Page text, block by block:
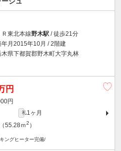
Ｒ東北本線野木駅 / 徒歩21分
年月2015年10月 / 2階建
木県下都賀郡野木町大字丸林
円
円
礼1ヶ月
55.28ｍ2 ）
ングヒーター完備/